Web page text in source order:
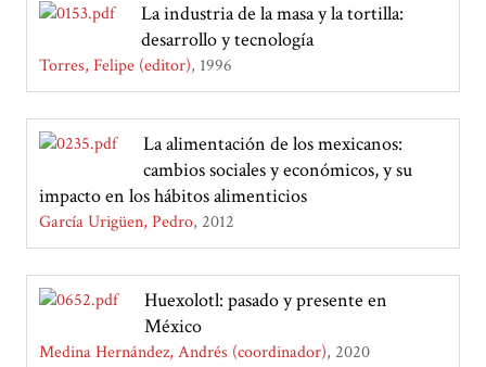
La industria de la masa y la tortilla:
desarrollo y tecnología
Torres, Felipe (editor) 1996
La alimentación de los mexicanos:
cambios sociales y económicos, y su
impacto en los hábitos alimenticios
García Urigüen, Pedro 2012
Huexolotl: pasado y presente en
México
Medina Hernández, Andrés (coordinador) 2020